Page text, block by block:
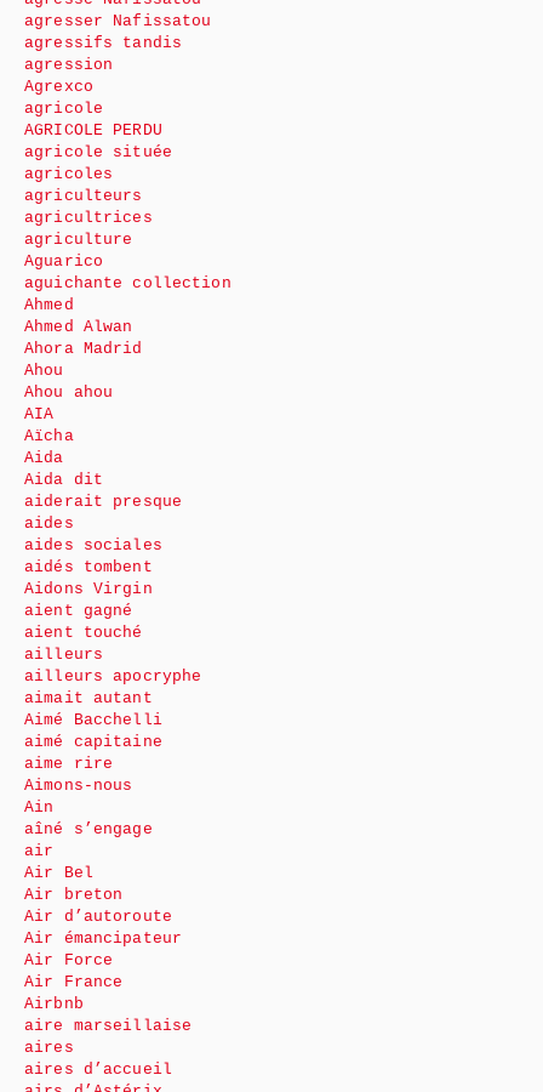
agresser Nafissatou
agressifs tandis
agression
Agrexco
agricole
AGRICOLE PERDU
agricole située
agricoles
agriculteurs
agricultrices
agriculture
Aguarico
aguichante collection
Ahmed
Ahmed Alwan
Ahora Madrid
Ahou
Ahou ahou
AIA
Aïcha
Aida
Aida dit
aiderait presque
aides
aides sociales
aidés tombent
Aidons Virgin
aient gagné
aient touché
ailleurs
ailleurs apocryphe
aimait autant
Aimé Bacchelli
aimé capitaine
aime rire
Aimons-nous
Ain
aîné s’engage
air
Air Bel
Air breton
Air d’autoroute
Air émancipateur
Air Force
Air France
Airbnb
aire marseillaise
aires
aires d’accueil